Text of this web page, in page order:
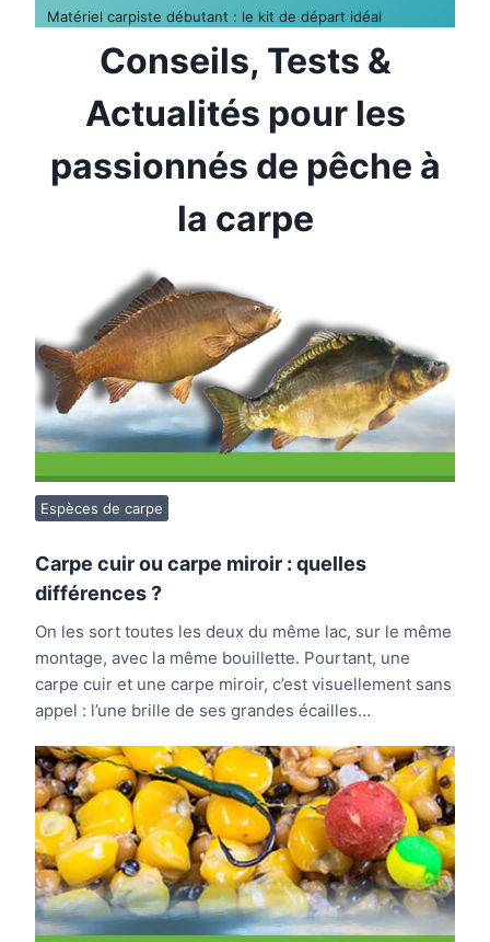
Matériel carpiste débutant : le kit de départ idéal
Conseils, Tests &
Actualités pour les
passionnés de pêche à
la carpe
Carpe cuir ou carpe miroir : quelles
différences ?
Espèces de carpe
On les sort toutes les deux du même lac, sur le même
montage, avec la même bouillette. Pourtant, une
carpe cuir et une carpe miroir, c’est visuellement sans
appel : l’une brille de ses grandes écailles…